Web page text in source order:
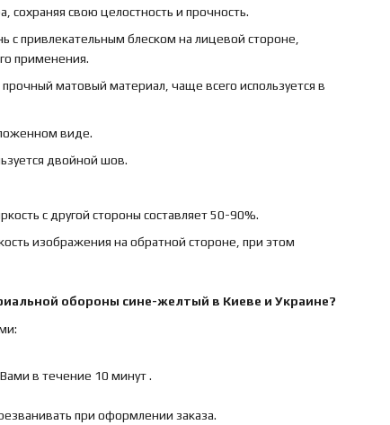
сохраняя свою целостность и прочность.
с привлекательным блеском на лицевой стороне,
применения.
матовый материал, чаще всего используется в
виде.
двойной шов.
с другой стороны составляет 50-90%.
изображения на обратной стороне, при этом
обороны сине-желтый в Киеве и Украине?
в течение 10 минут .
при оформлении заказа.